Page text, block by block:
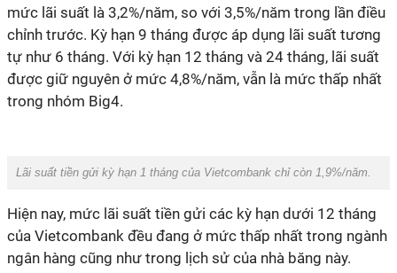
mức lãi suất là 3,2%/năm, so với 3,5%/năm trong lần điều
chỉnh trước. Kỳ hạn 9 tháng được áp dụng lãi suất tương
tự như 6 tháng. Với kỳ hạn 12 tháng và 24 tháng, lãi suất
được giữ nguyên ở mức 4,8%/năm, vẫn là mức thấp nhất
trong nhóm Big4.
Lãi suất tiền gửi kỳ hạn 1 tháng của Vietcombank chỉ còn 1,9%/năm.
Hiện nay, mức lãi suất tiền gửi các kỳ hạn dưới 12 tháng
của Vietcombank đều đang ở mức thấp nhất trong ngành
ngân hàng cũng như trong lịch sử của nhà băng này.